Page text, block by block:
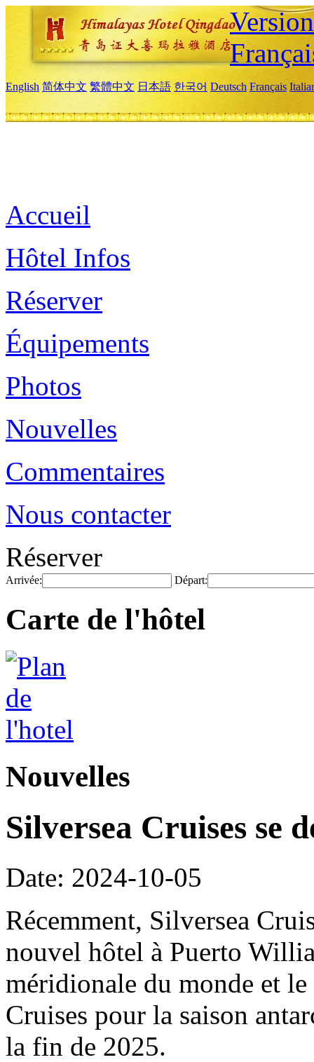
English 简体中文 繁體中文 日本語 한국어 Deutsch Français
Accueil
Hôtel Infos
Réserver
Équipements
Photos
Nouvelles
Commentaires
Nous contacter
Réserver
Arrivée: Départ:
Carte de l'hôtel
Nouvelles
Silversea Cruises se
Date: 2024-10-05
Récemment, Silversea
nouvel hôtel à Puerto
méridionale du monde et
Cruises pour la saison
la fin de 2025.